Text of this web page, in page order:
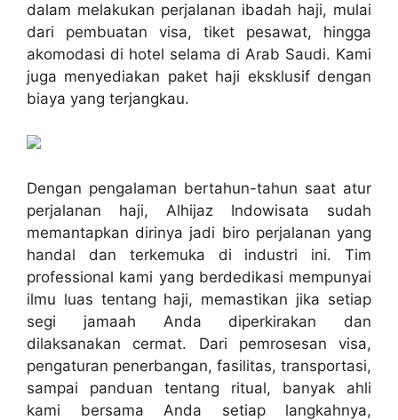
dalam melakukan perjalanan ibadah haji, mulai
dari pembuatan visa, tiket pesawat, hingga
akomodasi di hotel selama di Arab Saudi. Kami
juga menyediakan paket haji eksklusif dengan
biaya yang terjangkau.
Dengan pengalaman bertahun-tahun saat atur
perjalanan haji, Alhijaz Indowisata sudah
memantapkan dirinya jadi biro perjalanan yang
handal dan terkemuka di industri ini. Tim
professional kami yang berdedikasi mempunyai
ilmu luas tentang haji, memastikan jika setiap
segi jamaah Anda diperkirakan dan
dilaksanakan cermat. Dari pemrosesan visa,
pengaturan penerbangan, fasilitas, transportasi,
sampai panduan tentang ritual, banyak ahli
kami bersama Anda setiap langkahnya,